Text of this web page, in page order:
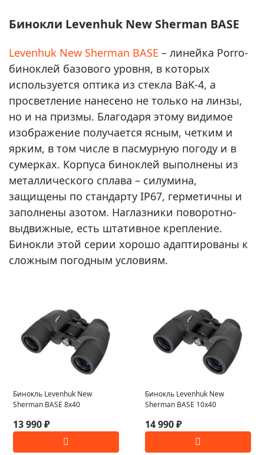
Бинокли Levenhuk New Sherman BASE
Levenhuk New Sherman BASE – линейка Porro-
биноклей базового уровня, в которых
используется оптика из стекла BaK-4, а
просветление нанесено не только на линзы,
но и на призмы. Благодаря этому видимое
изображение получается ясным, четким и
ярким, в том числе в пасмурную погоду и в
сумерках. Корпуса биноклей выполнены из
металлического сплава – силумина,
защищены по стандарту IP67, герметичны и
заполнены азотом. Наглазники поворотно-
выдвижные, есть штативное крепление.
Бинокли этой серии хорошо адаптированы к
сложным погодным условиям.
Бинокль Levenhuk New
Sherman BASE 8x40
13 990 ₽
Бинокль Levenhuk New
Sherman BASE 10x40
14 990 ₽